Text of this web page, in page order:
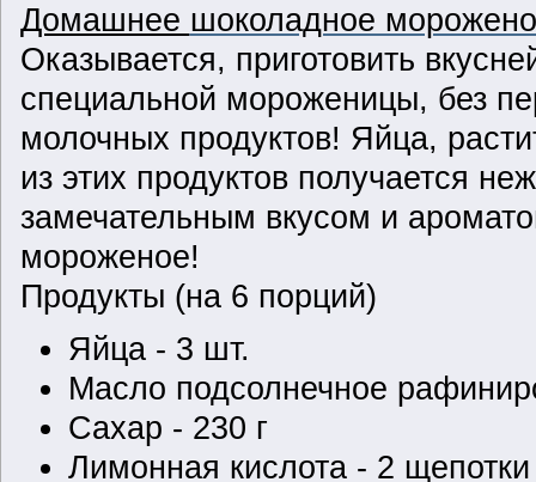
Домашнее шоколадное
Оказывается, приготовить
специальной мороженицы, без
молочных продуктов! Яйца,
из этих продуктов получается
замечательным вкусом и
мороженое!
Продукты (на 6 порций)
Яйца - 3 шт.
Масло подсолнечное
Сахар - 230 г
Лимонная кислота - 2 щепотки